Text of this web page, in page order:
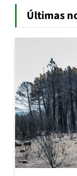
Últimas